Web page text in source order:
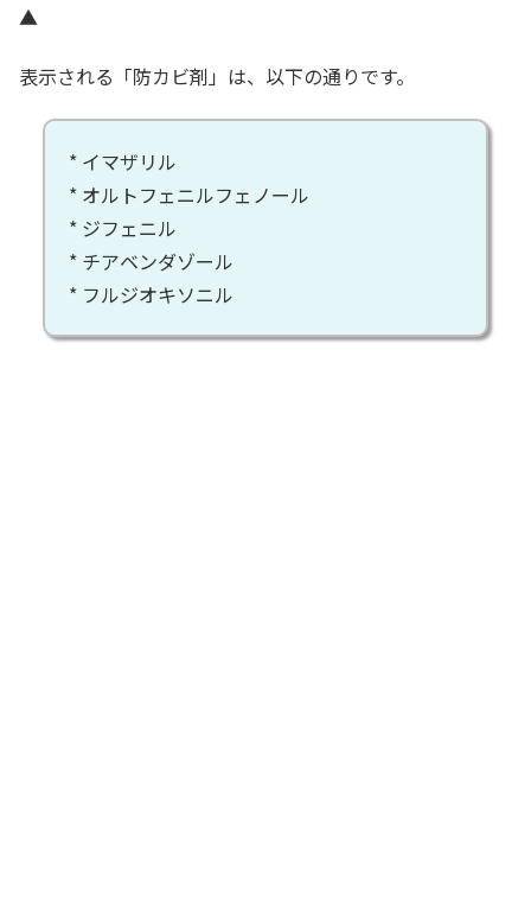
▲
表示される「防カビ剤」は、以下の通りです。
* イマザリル
* オルトフェニルフェノール
* ジフェニル
* チアベンダゾール
* フルジオキソニル